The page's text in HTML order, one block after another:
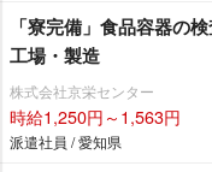
「寮完備」食品容器の
工場・製造
株式会社京栄センター
時給1,250円～1,563円
派遣社員 / 愛知県